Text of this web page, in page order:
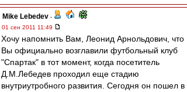
Mike Lebedev -
01 сен 2011 11:49
Хочу напомнить Вам, Леонид Арнольдович, что
Вы официально возглавили футбольный клуб
"Спартак" в тот момент, когда посетитель
Д.М.Лебедев проходил еще стадию
внутриутробного развития. Сегодня он пошел в